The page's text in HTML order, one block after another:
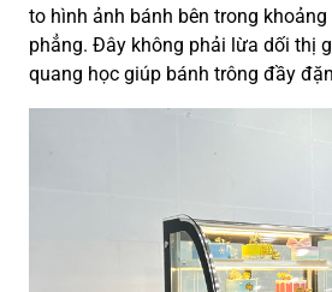
to hình ảnh bánh bên trong
phẳng. Đây không phải lừa dối thị
quang học giúp bánh trông đầy